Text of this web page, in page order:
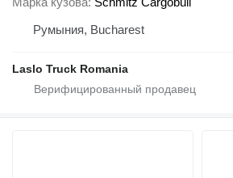
Румыния, Bucharest
Laslo Truck Romania